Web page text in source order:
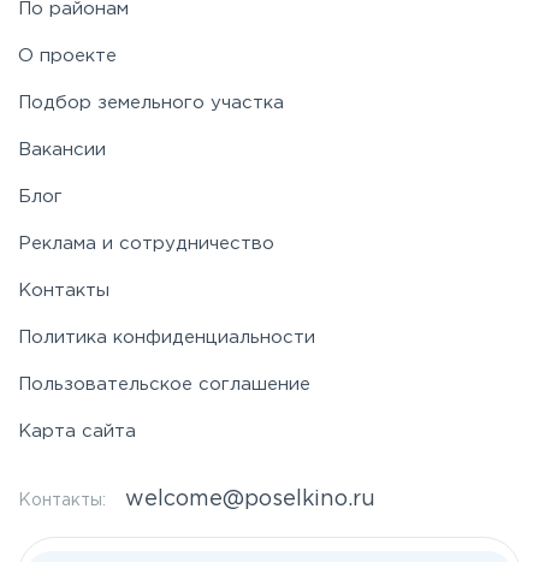
Таракановское
Щелковское
По районам
О проекте
Подбор земельного участка
Вакансии
Блог
Реклама и сотрудничество
Контакты
Политика конфиденциальности
Пользовательское соглашение
Карта сайта
Контакты: welcome@poselkino.ru